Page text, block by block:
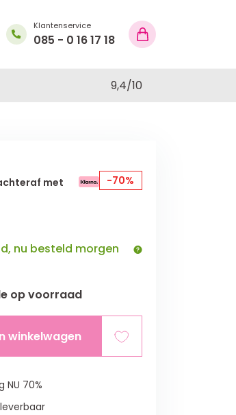
Klantenservice
085 - 0 16 17 18
9,4/10
met
-70%
nu besteld morgen
op voorraad
winkelwagen
NU 70%